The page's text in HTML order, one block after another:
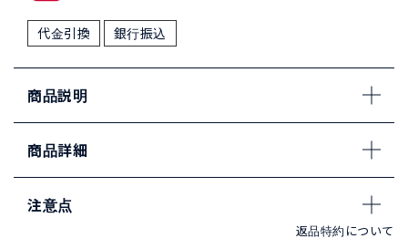
代金引換 銀行振込
商品説明
商品詳細
注意点
返品特約について